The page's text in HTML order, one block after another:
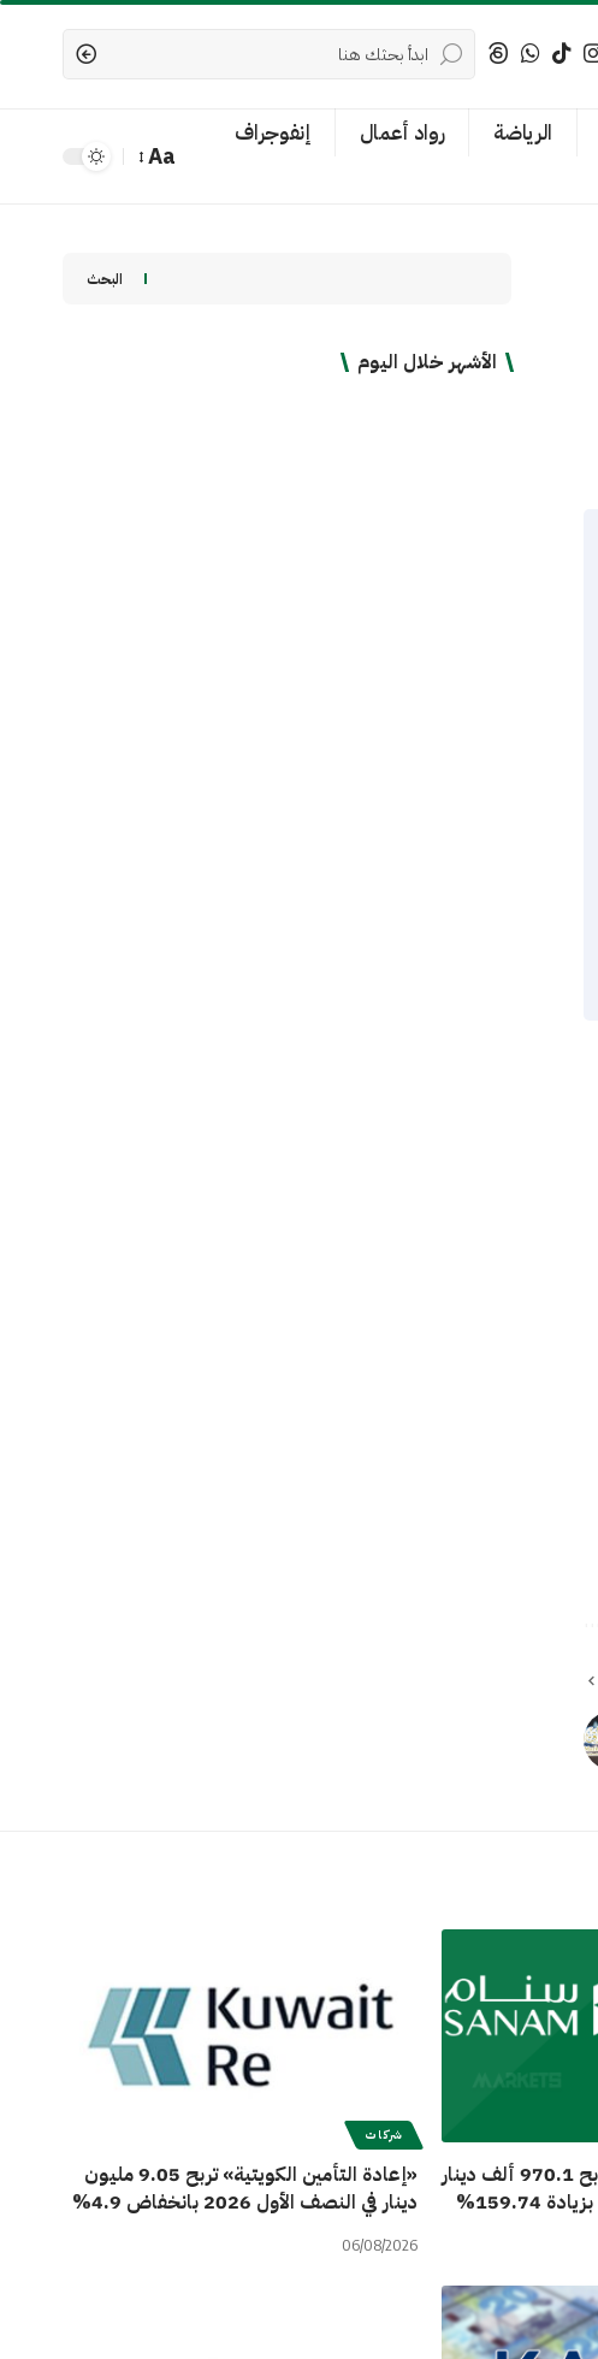
الرياضة رواد أعمال
إنفوجراف
Font
Aa
البحث
الأشهر خلال اليوم
مجموعة سنام القابضة تربح 970.1 ألف دينار
شركات
«إعادة التأمين الكويتية» تربح 9.05 مليون
دينار في النصف الأول 2026 بانخفاض 4.9%
06/08/2026